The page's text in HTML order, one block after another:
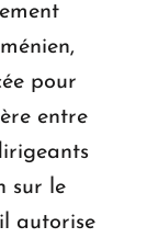
pour
entre
sur le
autorise